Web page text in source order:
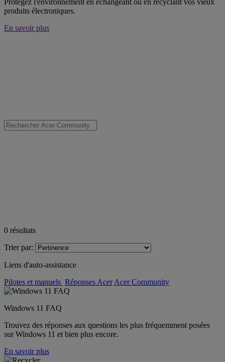
Protégez l'environnement en échangeant ou en recyclant vos vieux
produits électroniques.
En savoir plus
0 résultats
Trier par:
Liens d'auto-assistance
Pilotes et manuels Réponses Acer Acer Community
Windows 11 FAQ
Trouvez des réponses aux questions les plus fréquemment posées
sur Windows 11 et bien plus encore.
En savoir plus